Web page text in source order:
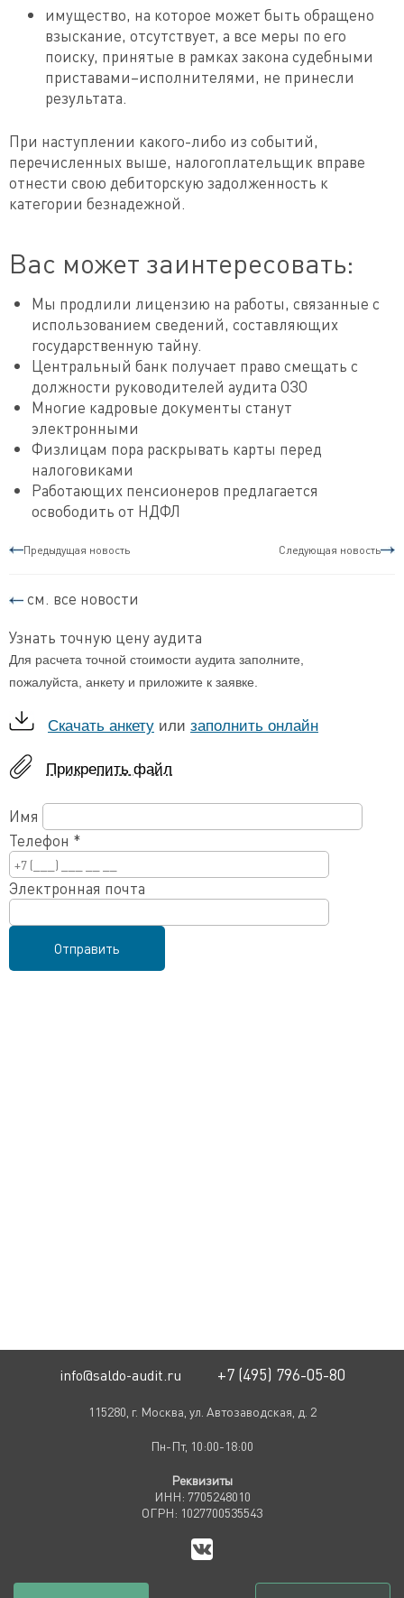
имущество, на которое может быть обращено
взыскание, отсутствует, а все меры по его
поиску, принятые в рамках закона судебными
приставами–исполнителями, не принесли
результата.
При наступлении какого-либо из событий,
перечисленных выше, налогоплательщик вправе
отнести свою дебиторскую задолженность к
категории безнадежной.
Вас может заинтересовать:
Мы продлили лицензию на работы, связанные с
использованием сведений, составляющих
государственную тайну.
Центральный банк получает право смещать с
должности руководителей аудита ОЗО
Многие кадровые документы станут
электронными
Физлицам пора раскрывать карты перед
налоговиками
Работающих пенсионеров предлагается
освободить от НДФЛ
Предыдущая новость Следующая новость
см. все новости
Узнать точную цену аудита
Для расчета точной стоимости аудита заполните,
пожалуйста, анкету и приложите к заявке.
Скачать анкету или заполнить онлайн
Прикрепить файл
Имя
Телефон *
Электронная почта
info@saldo-audit.ru +7 (495) 796-05-80
115280, г. Москва, ул. Автозаводская, д. 2
Пн-Пт, 10:00-18:00
Реквизиты
ИНН: 7705248010
ОГРН: 1027700535543